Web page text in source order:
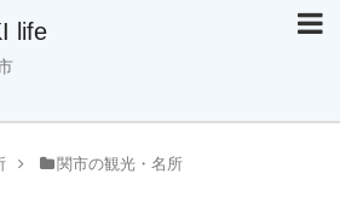
life
関市の観光・名所